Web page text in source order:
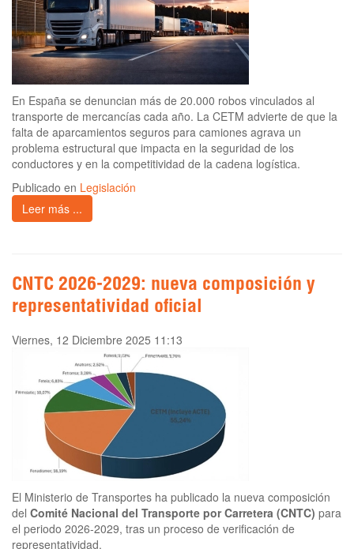
En España se denuncian más de 20.000 robos vinculados al
transporte de mercancías cada año. La CETM advierte de que la
falta de aparcamientos seguros para camiones agrava un
problema estructural que impacta en la seguridad de los
conductores y en la competitividad de la cadena logística.
Publicado en Legislación
Leer más ...
CNTC 2026-2029: nueva composición y
representatividad oficial
Viernes, 12 Diciembre 2025 11:13
El Ministerio de Transportes ha publicado la nueva composición
del Comité Nacional del Transporte por Carretera (CNTC) para
el periodo 2026-2029, tras un proceso de verificación de
representatividad.